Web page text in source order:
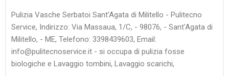
Pulizia Vasche Serbatoi Sant'Agata di Militello - Pulitecno
Service, Indirizzo: Via Massaua, 1/C, - 98076, - Sant'Agata di
Militello, - ME, Telefono: 3398439603, Email:
info@pulitecnoservice.it - si occupa di pulizia fosse
biologiche e Lavaggio tombini, Lavaggio scarichi,